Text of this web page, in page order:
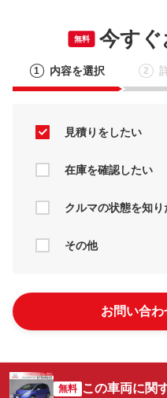
無料 今す
1 内容を選択 2
見積りをしたい
在庫を確認したい
クルマの状態を知り
その他
お問い合
無料 この車両に関